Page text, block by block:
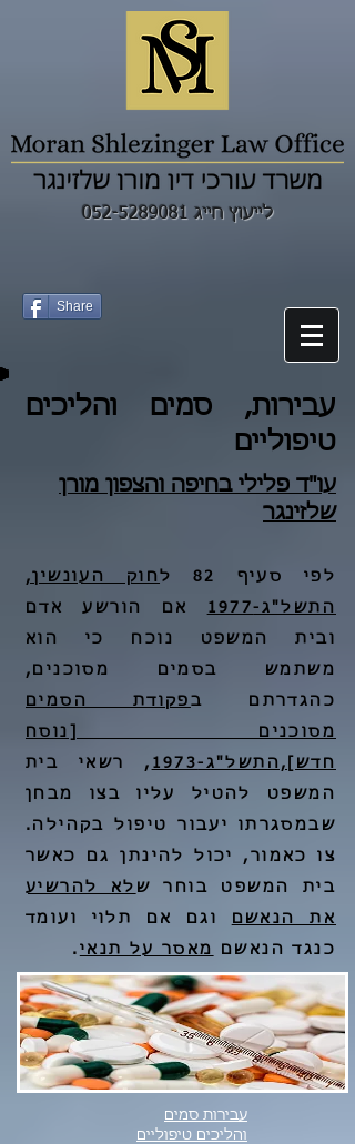
לייעוץ חייג 052-5289081
Share
עבירות, סמים והליכים
טיפוליים
עו"ד פלילי בחיפה והצפון מורן
שלזינגר
לפי סעיף 82 ל
חוק העונשין,
התשל"ג-1977
אם הורשע אדם
ובית המשפט נוכח כי הוא
משתמש בסמים מסוכנים,
כהגדרתם ב פקודת הסמים
מסוכנים [נוסח
חדש],התשל"ג-1973
, רשאי בית
המשפט להטיל עליו בצו מבחן
שבמסגרתו יעבור טיפול בקהילה.
צו כאמור, יכול להינתן גם כאשר
בית המשפט בוחר ש לא להרשיע
את הנאשם
וגם אם תלוי ועומד
כנגד הנאשם
מאסר על תנאי .
עבירות סמים
והליכים טיפוליים